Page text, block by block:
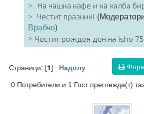
На чашка кафе и на халба
Честит празник!
Врабчо)
Честит рожден ден на isho
Страници: [1] Надолу
0 Потребители и 1 Гост преглежда(т)